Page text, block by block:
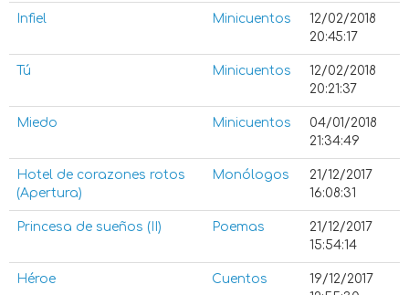
Infiel Minicuentos
12/02/2018
20:45:17
Tú Minicuentos
12/02/2018
20:21:37
Miedo Minicuentos
04/01/2018
21:34:49
Hotel de corazones rotos
(Apertura)
Monólogos
21/12/2017
16:08:31
Princesa de sueños (II) Poemas
21/12/2017
15:54:14
Héroe Cuentos
19/12/2017